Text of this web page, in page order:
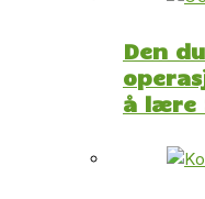
Den
å lære